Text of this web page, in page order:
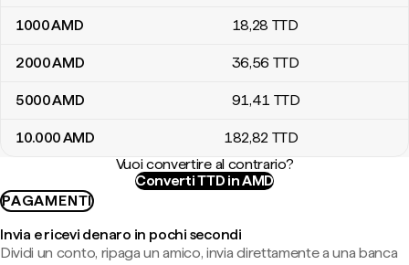
1000AMD 18,28 TTD
2000AMD 36,56 TTD
5000AMD 91,41 TTD
10.000AMD 182,82 TTD
Vuoi convertire al contrario?
Converti TTD in AMD
PAGAMENTI
Invia e ricevi denaro in pochi secondi
Dividi un conto, ripaga un amico, invia direttamente a una banca